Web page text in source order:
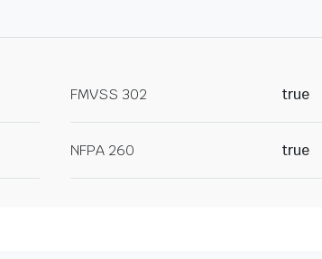
FMVSS 302 true
NFPA 260 true